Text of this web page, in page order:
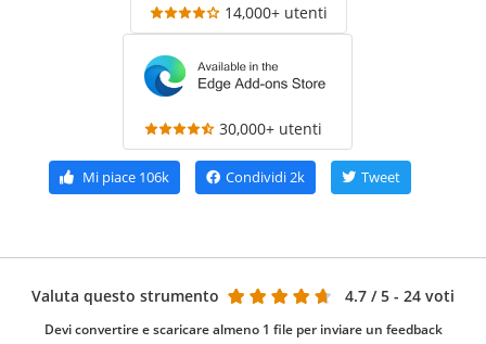
14,000+ utenti
30,000+ utenti
Mi piace 106k Condividi2k Tweet
Valuta questo strumento 4.7 / 5 - 24 voti
Devi convertire e scaricare almeno 1 file per inviare un feedback